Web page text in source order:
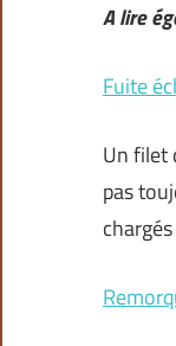
A lire
Fuite
Un filet
pas